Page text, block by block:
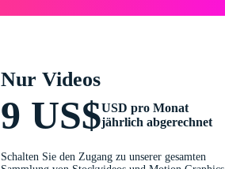
Nur Videos
9 US$USD pro Monat
jährlich abgerechnet
Schalten Sie den Zugang zu unserer gesamten